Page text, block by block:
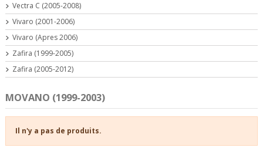
MOVANO (1999-2003)
Il n'y a pas de produits.
Vectra C (2005-2008)
Vivaro (2001-2006)
Vivaro (Apres 2006)
Zafira (1999-2005)
Zafira (2005-2012)